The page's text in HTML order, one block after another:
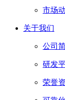
市场
关于我们
公司
研发
荣誉